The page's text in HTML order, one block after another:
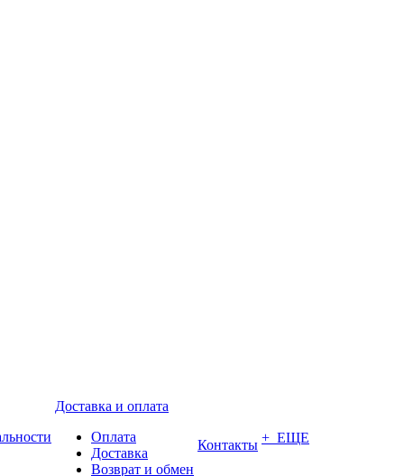
Доставка и оплата
Оплата
Доставка
Возврат и обмен
Контакты + ЕЩЕ